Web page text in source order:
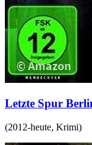
Letzte Spur
(2012-heute, Krimi)